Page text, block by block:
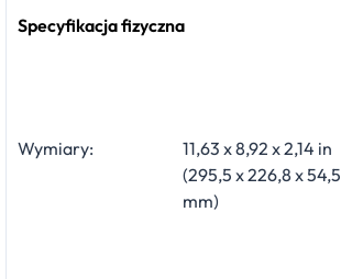
Specyfikacja fizyczna
Wymiary:
11,63 x 8,92 x 2,14 in
(295,5 x 226,8 x 54,5
mm)